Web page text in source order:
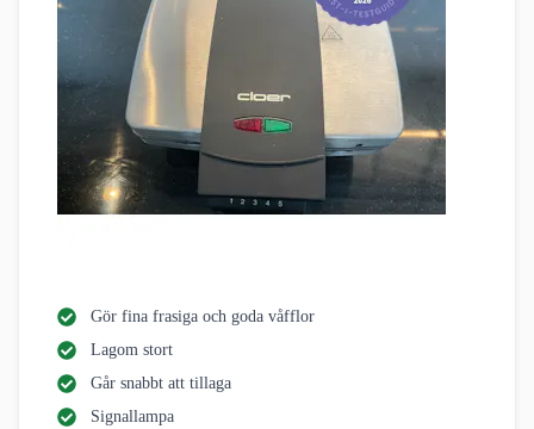
Gör fina frasiga och goda våfflor
Lagom stort
Går snabbt att tillaga
Signallampa